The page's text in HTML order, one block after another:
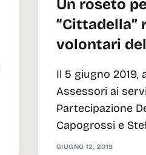
Un roseto
“Cittadella”
volontari
Il 5 giugno 2019,
Assessori ai
Partecipazione
Capogrossi e
GIUGNO 12, 2019